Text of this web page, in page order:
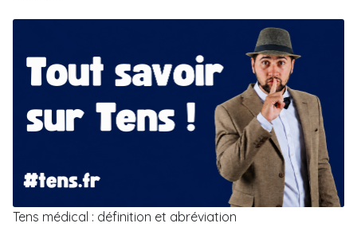
Tens médical : définition et abréviation